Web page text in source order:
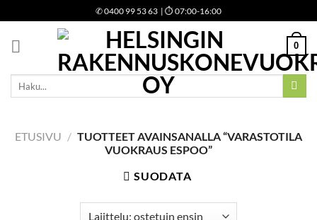
to
content
✆0400 99 53 63 | ⏱ 07:00-16:00
0
Etsi:
ETUSIVU / TUOTTEET AVAINSANALLA “VARASTOTILA
VUOKRAUS ESPOO”
SUODATA